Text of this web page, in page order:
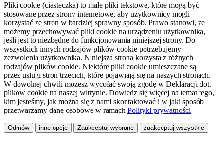
Pliki cookie (ciasteczka) to małe pliki tekstowe, które mogą być
stosowane przez strony internetowe, aby użytkownicy mogli
korzystać ze stron w bardziej sprawny sposób. Prawo stanowi, że
możemy przechowywać pliki cookie na urządzeniu użytkownika,
jeśli jest to niezbędne do funkcjonowania niniejszej strony. Do
wszystkich innych rodzajów plików cookie potrzebujemy
zezwolenia użytkownika. Niniejsza strona korzysta z różnych
rodzajów plików cookie. Niektóre pliki cookie umieszczane są
przez usługi stron trzecich, które pojawiają się na naszych stronach.
W dowolnej chwili możesz wycofać swoją zgodę w Deklaracji dot.
plików cookie na naszej witrynie. Dowiedz się więcej na temat tego,
kim jesteśmy, jak można się z nami skontaktować i w jaki sposób
przetwarzamy dane osobowe w ramach Polityki prywatności
Odmów inne opcje Zaakceptuj wybrane zaakceptuj wszystkie